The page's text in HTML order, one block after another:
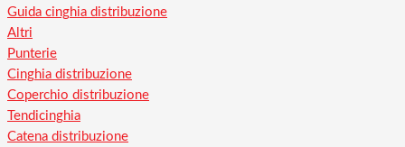
Guida cinghia distribuzione
Altri
Punterie
Cinghia distribuzione
Coperchio distribuzione
Tendicinghia
Catena distribuzione